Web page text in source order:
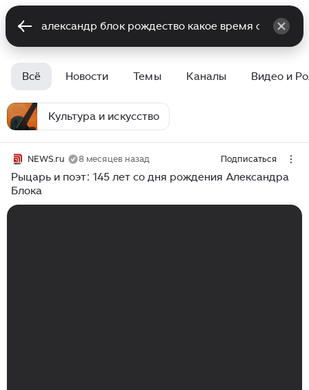
Всё Новости Темы Каналы Видео и
Культура и искусство
NEWS.ru 8 месяцев назад Подписаться
Рыцарь и поэт: 145 лет со дня рождения Александра
Блока